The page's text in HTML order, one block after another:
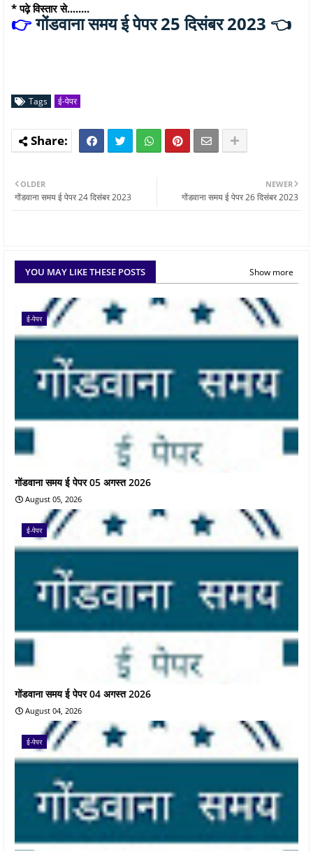
* पढ़े विस्तार से........
👉गोंडवाना समय ई पेपर 25 दिसंबर 2023 👈
Tags ई-पेपर
NEWER
गोंडवाना समय ई पेपर 26 दिसंबर 2023
OLDER
गोंडवाना समय ई पेपर 24 दिसंबर 2023
YOU MAY LIKE THESE POSTS Show more
ई-पेपर
गोंडवाना समय ई पेपर 05 अगस्त 2026
August 05, 2026
ई-पेपर
गोंडवाना समय ई पेपर 04 अगस्त 2026
August 04, 2026
ई-पेपर